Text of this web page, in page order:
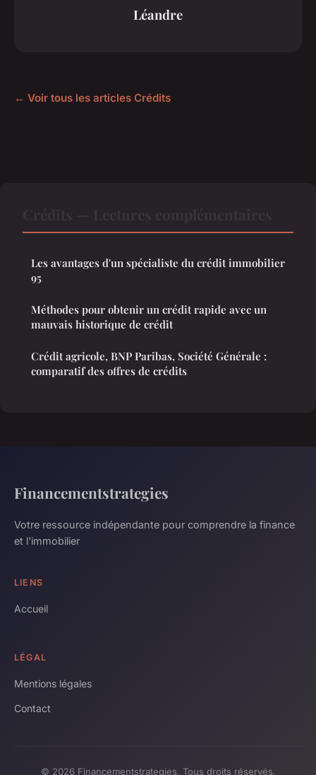
Léandre
← Voir tous les articles Crédits
Les avantages d'un spécialiste du crédit immobilier
95
Méthodes pour obtenir un crédit rapide avec un
mauvais historique de crédit
Crédit agricole, BNP Paribas, Société Générale :
comparatif des offres de crédits
Financementstrategies
Votre ressource indépendante pour comprendre la finance
et l'immobilier
LIENS
Accueil
LÉGAL
Mentions légales
Contact
© 2026 Financementstrategies. Tous droits réservés.